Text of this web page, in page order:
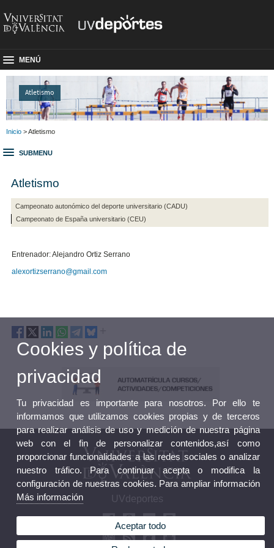
MENÚ
Atletismo
Inicio > Atletismo
SUBMENU
Atletismo
Campeonato autonómico del deporte universitario (CADU)
Campeonato de España universitario (CEU)
Entrenador: Alejandro Ortiz Serrano
alexortizserrano@gmail.com
UVdeportes
Cookies y política de
privacidad
Tu privacidad es importante para nosotros. Por ello te
informamos que utilizamos cookies propias y de terceros
para realizar análisis de uso y medición de nuestra página
web con el fin de personalizar contenidos,así como
proporcionar funcionalidades a las redes sociales o analizar
nuestro tráfico. Para continuar acepta o modifica la
configuración de nuestras cookies. Para ampliar información
Más información
Aceptar todo